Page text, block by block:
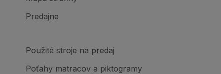
Predajne
Použité stroje na predaj
Poťahy matracov a piktogramy